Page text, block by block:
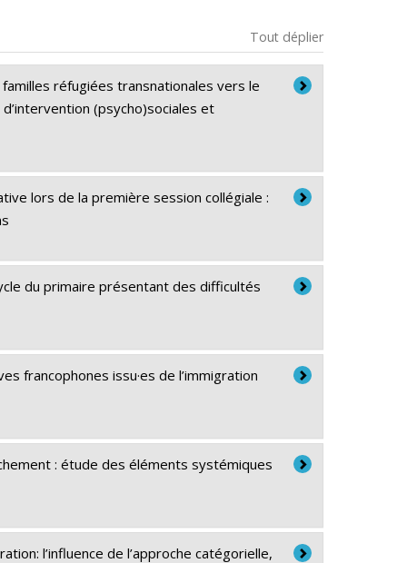
Tout déplier
réfugiées transnationales vers le
(psycho)sociales et
lors de la première session collégiale :
du primaire présentant des difficultés
francophones issu·es de l’immigration
: étude des éléments systémiques
l’influence de l’approche catégorielle,